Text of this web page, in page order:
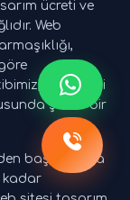
ücreti ve
Web
web sitesi
şeffaf bir
başlamakta
kadar